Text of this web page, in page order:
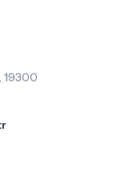
19300